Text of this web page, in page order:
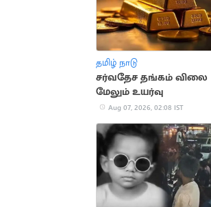
தமிழ் நாடு
சர்வதேச தங்கம் விலை
மேலும் உயர்வு
Aug 07, 2026, 02:08 IST